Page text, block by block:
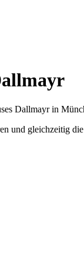
Dallmayr in
und gleichzeitig